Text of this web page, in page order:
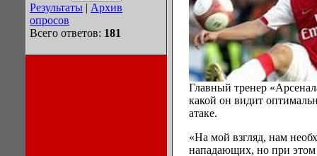
Результаты | Архив
опросов
Всего ответов: 181
Главный тренер
какой он видит
атаке.
«На мой взгляд, нам
нападающих, но при этом